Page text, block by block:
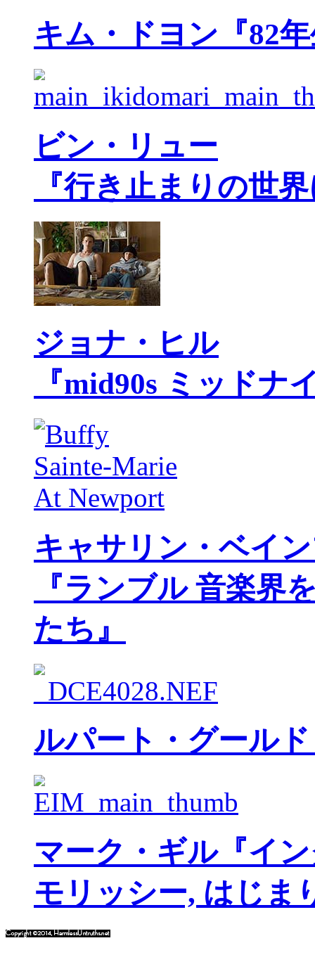
キム・ドヨン『82
ビン・リュー
『行き止まりの世
ジョナ・ヒル
『mid90s ミッドナ
キャサリン・ベイ
『ランブル 音楽界
たち』
ルパート・グール
マーク・ギル『イ
モリッシー, はじま